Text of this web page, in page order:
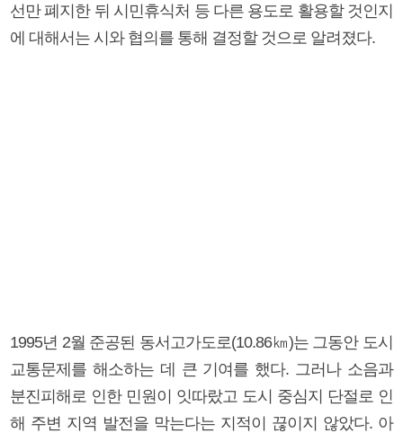
선만 폐지한 뒤 시민휴식처 등 다른 용도로 활용할 것인지
에 대해서는 시와 협의를 통해 결정할 것으로 알려졌다.
1995년 2월 준공된 동서고가도로(10.86㎞)는 그동안 도시
교통문제를 해소하는 데 큰 기여를 했다. 그러나 소음과
분진피해로 인한 민원이 잇따랐고 도시 중심지 단절로 인
해 주변 지역 발전을 막는다는 지적이 끊이지 않았다. 아